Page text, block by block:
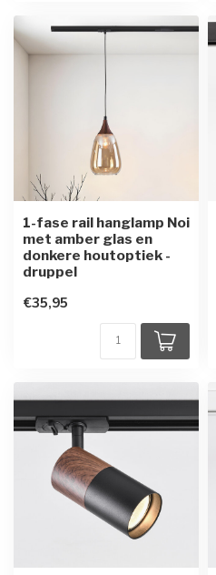
1-fase rail hanglamp Noi
met amber glas en
donkere houtoptiek -
druppel
€35,95